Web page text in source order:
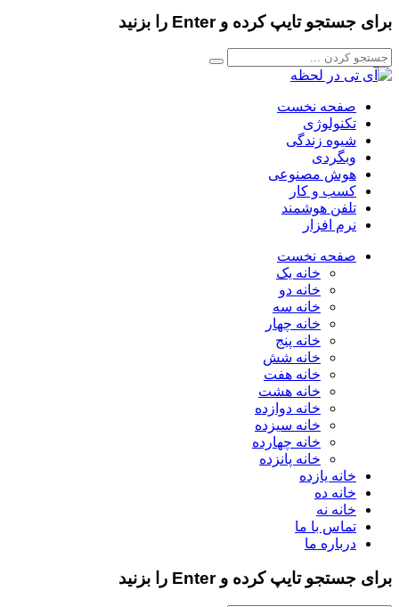
برای جستجو تایپ کرده و Enter را بزنید
صفحه نخست
تکنولوژی
شیوه زندگی
وبگردی
هوش مصنوعی
کسب و کار
تلفن هوشمند
نرم افزار
صفحه نخست
خانه یک
خانه دو
خانه سه
خانه چهار
خانه پنج
خانه شش
خانه هفت
خانه هشت
خانه دوازده
خانه سیزده
خانه چهارده
خانه پانزده
خانه یازده
خانه ده
خانه نه
تماس با ما
درباره ما
برای جستجو تایپ کرده و Enter را بزنید